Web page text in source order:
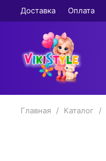
Доставка Оплата
Главная Каталог